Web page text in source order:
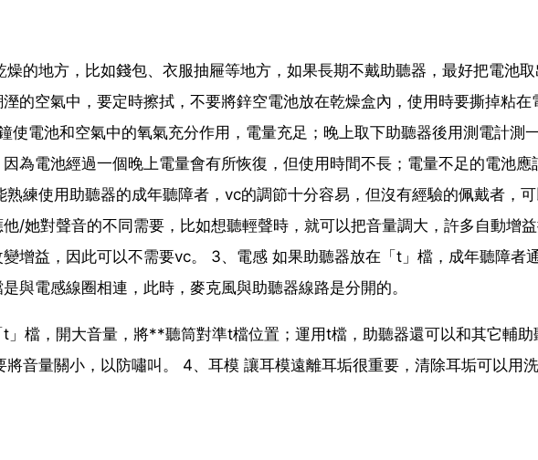
的地方，比如錢包、衣服抽屜等地方，如果長期不戴助聽器，最好把電池取
的空氣中，要定時擦拭，不要將鋅空電池放在乾燥盒內，使用時要撕掉粘在
使電池和空氣中的氧氣充分作用，電量充足；晚上取下助聽器後用測電計測
為電池經過一個晚上電量會有所恢復，但使用時間不長；電量不足的電池應
練使用助聽器的成年聽障者，vc的調節十分容易，但沒有經驗的佩戴者，可
/她對聲音的不同需要，比如想聽輕聲時，就可以把音量調大，許多自動增
增益，因此可以不需要vc。 3、電感 如果助聽器放在「t」檔，成年聽障者
與電感線圈相連，此時，麥克風與助聽器線路是分開的。
」檔，開大音量，將**聽筒對準t檔位置；運用t檔，助聽器還可以和其它輔助
音量關小，以防嘯叫。 4、耳模 讓耳模遠離耳垢很重要，清除耳垢可以用